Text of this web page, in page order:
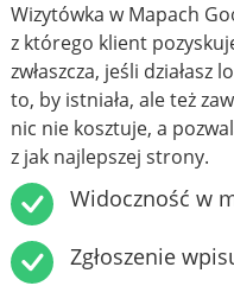
Wizytówka w Mapach
z którego klient
zwłaszcza, jeśli
to, by istniała, ale też
nic nie kosztuje, a
z jak najlepszej strony.
Widoczność w
Zgłoszenie